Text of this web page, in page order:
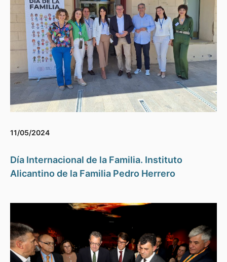
11/05/2024
Día Internacional de la Familia. Instituto
Alicantino de la Familia Pedro Herrero